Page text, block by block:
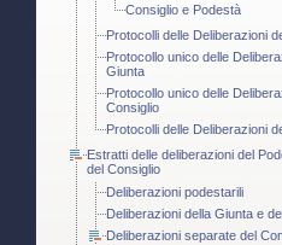
Consiglio e Podestà
Protocolli delle Deliberazioni
Protocollo unico delle
Giunta
Protocollo unico delle
Consiglio
Protocolli delle Deliberazioni
Estratti delle deliberazioni del
del Consiglio
Deliberazioni podestarili
Deliberazioni della Giunta e
Deliberazioni separate del